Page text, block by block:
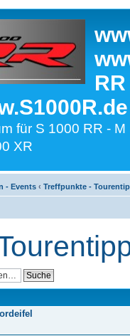
für S 1000 RR -
XR
- Events ‹ Treffpunkte -